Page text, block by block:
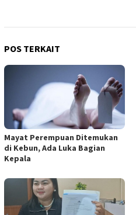
POS TERKAIT
Mayat Perempuan Ditemukan
di Kebun, Ada Luka Bagian
Kepala